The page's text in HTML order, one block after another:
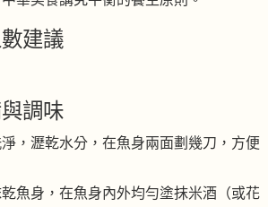
建議
調味
，瀝乾水分，在魚身兩面劃幾刀，方便
魚身，在魚身內外均勻塗抹米酒（或花